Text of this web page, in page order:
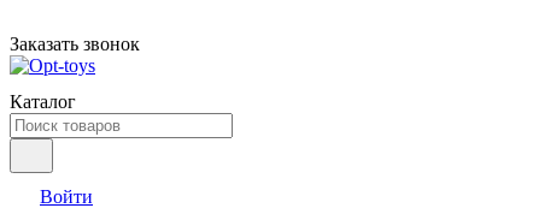
Заказать звонок
Каталог
Войти